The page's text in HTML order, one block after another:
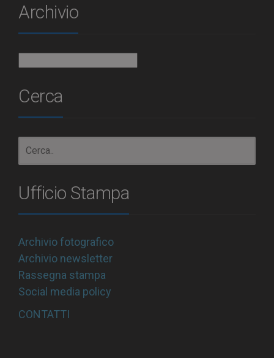
Archivio
Cerca
Ufficio Stampa
Archivio fotografico
Archivio newsletter
Rassegna stampa
Social media policy
CONTATTI